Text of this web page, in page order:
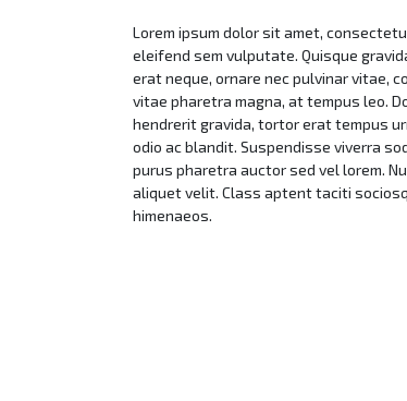
Lorem ipsum dolor sit amet,
eleifend sem vulputate. Quisque
erat neque, ornare nec pulvinar vitae,
vitae pharetra magna, at tempus leo.
hendrerit gravida, tortor erat tempus
odio ac blandit. Suspendisse viverra
purus pharetra auctor sed vel lorem.
aliquet velit. Class aptent taciti
himenaeos.